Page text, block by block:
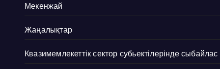
Мекенжай
Жаңалықтар
Квазимемлекеттік сектор субьектілерінде